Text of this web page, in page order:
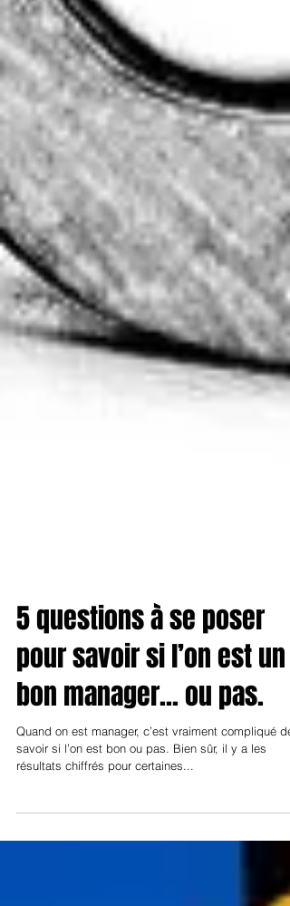
5 questions à se poser
pour savoir si l’on est un
bon manager... ou pas.
Quand on est manager, c’est vraiment compliqué de